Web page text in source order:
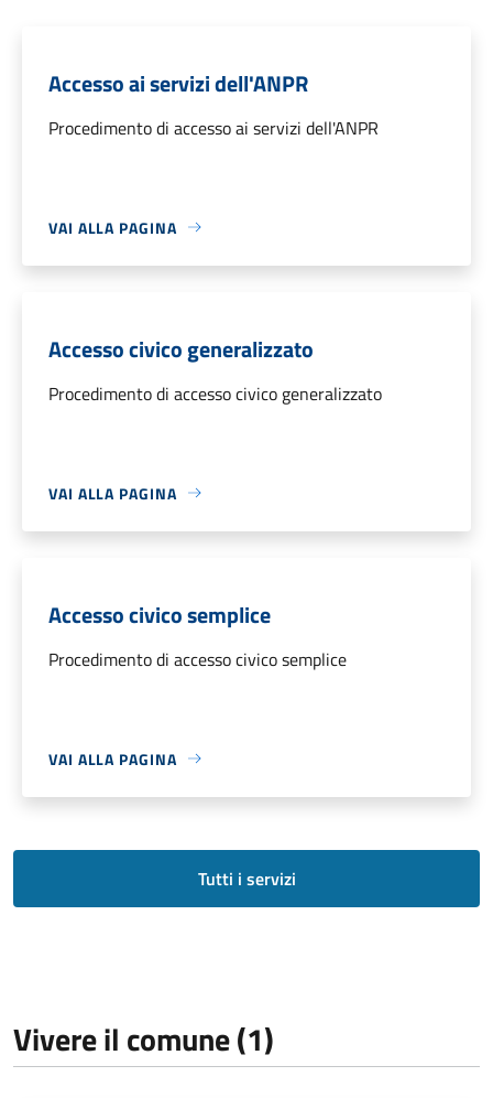
Accesso ai servizi dell'ANPR
Procedimento di accesso ai servizi dell'ANPR
VAI ALLA PAGINA
Accesso civico generalizzato
Procedimento di accesso civico generalizzato
VAI ALLA PAGINA
Accesso civico semplice
Procedimento di accesso civico semplice
VAI ALLA PAGINA
Tutti i servizi
Vivere il comune (1)